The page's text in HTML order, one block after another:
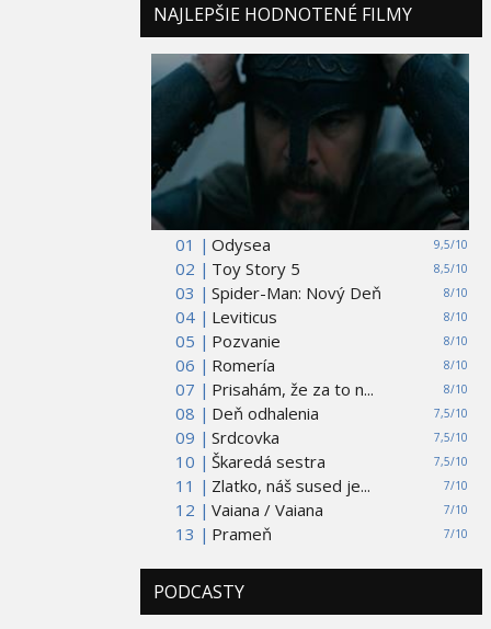
NAJLEPŠIE HODNOTENÉ FILMY
01 | 9,5/10
Odysea
02 |
8,5/10
Toy Story 5
03 |
8/10
Spider-Man: Nový Deň
04 |
8/10
Leviticus
05 |
8/10
Pozvanie
06 |
8/10
Romería
07 |
8/10
Prisahám, že za to n...
08 |
7,5/10
Deň odhalenia
09 |
7,5/10
Srdcovka
10 |
7,5/10
Škaredá sestra
11 |
7/10
Zlatko, náš sused je...
12 |
7/10
Vaiana / Vaiana
13 |
7/10
Prameň
PODCASTY